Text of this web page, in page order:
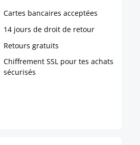
Cartes bancaires acceptées
14 jours de droit de retour
Retours gratuits
Chiffrement SSL pour tes achats
sécurisés